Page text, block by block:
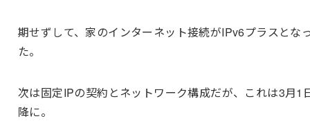
期せずして、家のインターネット接続がIPv6プラスとな
た。
次は固定IPの契約とネットワーク構成だが、これは3月1
降に。